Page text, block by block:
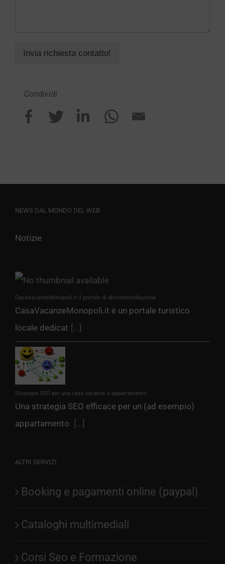
Invia richiesta contatto!
Condividi
NEWS DAL MONDO DEL WEB
Notizie
CasaVacanzeMonopoli.it il portale di disintermediazione
CasaVacanzeMonopoli.it è un portale turistico
locale dedicat [...]
Strategia SEO per una casa vacanze o appartamento
Una strategia SEO efficace per un (ad esempio)
appartamento
[...]
ALTRI SERVIZI
Booking e pagamenti online (paypal)
Cataloghi multimediali
Corsi Seo e Formazione